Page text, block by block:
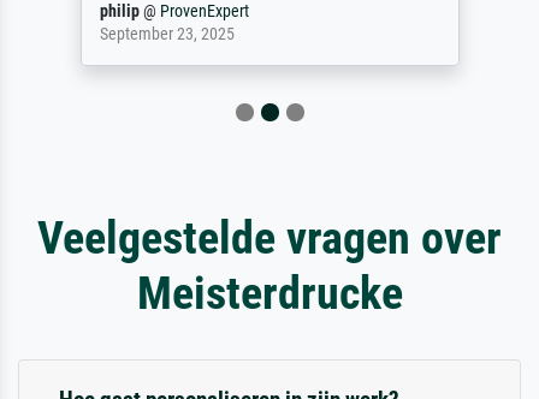
philip@ ProvenExpert
September 23, 2025
Veelgestelde vragen over
Meisterdrucke